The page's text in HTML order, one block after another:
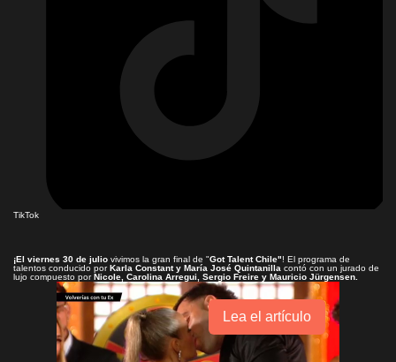
TikTok
¡El viernes 30 de julio vivimos la gran final de "Got Talent Chile"! El programa de
talentos conducido porKarla Constant y María José Quintanilla contó con un jurado de
lujo compuesto porNicole, Carolina Arregui, Sergio Freire y Mauricio Jürgensen.
Lea el artículo